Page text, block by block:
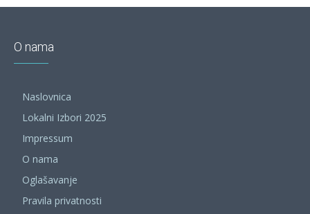
O nama
Naslovnica
Lokalni Izbori 2025
Impressum
O nama
Oglašavanje
Pravila privatnosti